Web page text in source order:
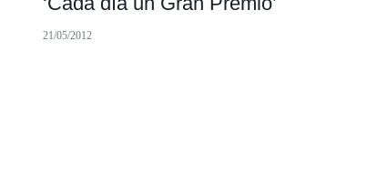
21/05/2012